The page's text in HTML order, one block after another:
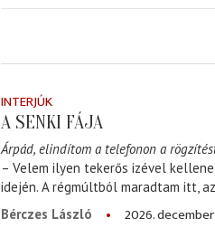
INTERJÚK
A SENKI FÁJA
Árpád, elindítom a telefonon a
– Velem ilyen tekerős izével
idején. A régmúltból maradtam itt,
Bérczes László
2026.